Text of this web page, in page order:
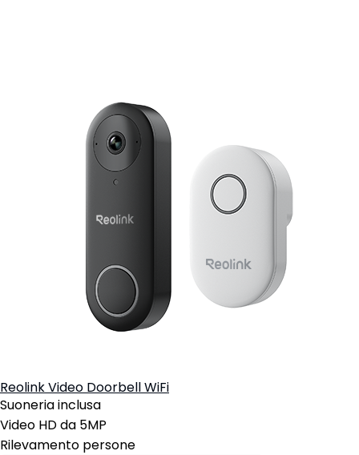
Reolink Video Doorbell WiFi
Suoneria inclusa
Video HD da 5MP
Rilevamento persone